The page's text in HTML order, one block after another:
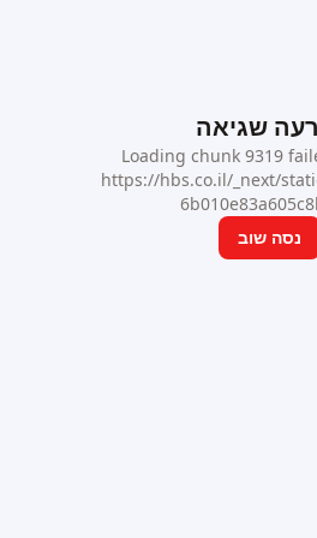
Loading chunk
https://hbs.co.il/